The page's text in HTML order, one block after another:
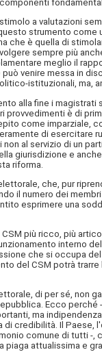
a valutazioni
strumento
che è quella di
sempre più
meglio il
venire messa in
istituzionali, ma,
alla fine i
è di
come imparziale,
di
al servizio di un
giurisdizione e
riforma.
che, pur
il numero dei
esprimere una
più ricco, più
interno
che si occupa
del CSM potrà
di per sé, non
Ecco
ma
credibilità. Il
comune di tutti -
attualissima e